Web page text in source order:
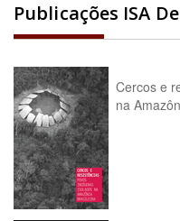
Publicações ISA
Cercos e
na